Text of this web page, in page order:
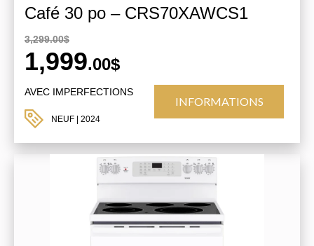
Café 30 po – CRS70XAWCS1
3,299.00$
1,999.00$
AVEC IMPERFECTIONS
NEUF | 2024
INFORMATIONS